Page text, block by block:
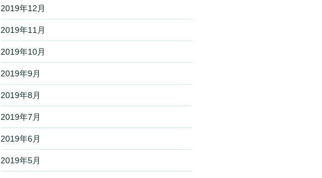
2019年12月
2019年11月
2019年10月
2019年9月
2019年8月
2019年7月
2019年6月
2019年5月